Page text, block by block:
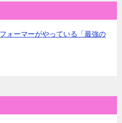
ォーマーがやっている「最強の